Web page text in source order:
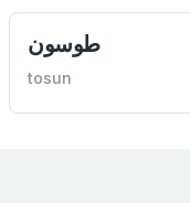
طوسون
tosun